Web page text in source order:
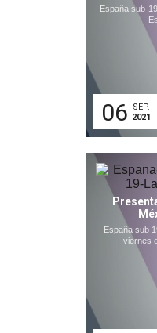
España sub-
06
SEP.
2021
España sub
viernes